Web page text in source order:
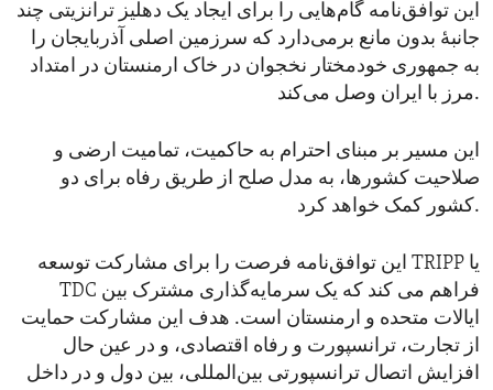
این توافق‌نامه گام‌هایی را برای ایجاد یک دهلیز ترانزیتی چند
جانبۀ بدون مانع برمی‌دارد که سرزمین اصلی آذربایجان را
به جمهوری خودمختار نخجوان در خاک ارمنستان در امتداد
مرز با ایران وصل می‌کند.
این مسیر بر مبنای احترام به حاکمیت، تمامیت ارضی و
صلاحیت کشورها، به مدل صلح از طریق رفاه برای دو
کشور کمک خواهد کرد.
این توافق‌نامه فرصت را برای مشارکت توسعه TRIPP یا
TDC فراهم می‌ کند که یک سرمایه‌گذاری مشترک بین
ایالات متحده و ارمنستان است. هدف این مشارکت حمایت
از تجارت، ترانسپورت و رفاه اقتصادی، و در عین حال
افزایش اتصال ترانسپورتی بین‌المللی، بین دول و در داخل